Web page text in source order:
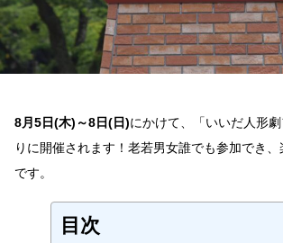
8月5日(木)～8日(日)にかけて、「いいだ人形
りに開催されます！老若男女誰でも参加でき、
です。
目次